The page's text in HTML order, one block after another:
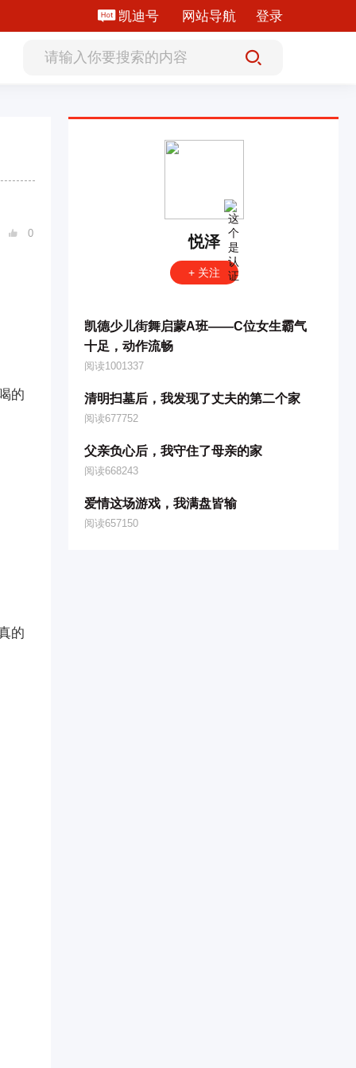
凯迪号 网站导航 登录
 0
的
的
悦泽
+ 关注
凯德少儿街舞启蒙A班——C位女生霸气
十足，动作流畅
阅读1001337
清明扫墓后，我发现了丈夫的第二个家
阅读677752
父亲负心后，我守住了母亲的家
阅读668243
爱情这场游戏，我满盘皆输
阅读657150